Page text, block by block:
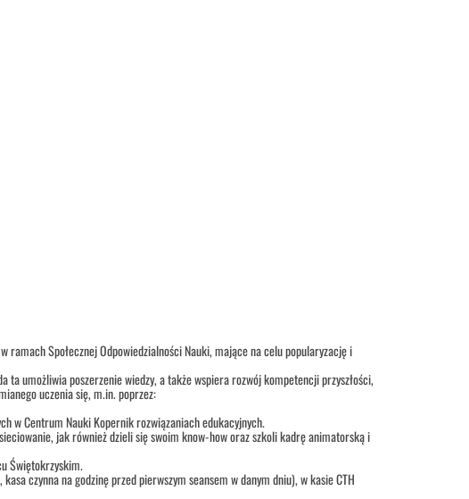
Społecznej Odpowiedzialności Nauki, mające na celu popularyzację i
umożliwia poszerzenie wiedzy, a także wspiera rozwój kompetencji przyszłości,
uczenia się, m.in. poprzez:
w Centrum Nauki Kopernik rozwiązaniach edukacyjnych.
jak również dzieli się swoim know-how oraz szkoli kadrę animatorską i
Świętokrzyskim.
czynna na godzinę przed pierwszym seansem w danym dniu), w kasie CTH